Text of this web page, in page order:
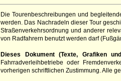
Die Tourenbeschreibungen und
werden. Das Nachradeln dieser Tour
Straßenverkehrsordnung und anderer
von Radfahrern benutzt werden darf
Dieses Dokument (Texte, Grafiken
Fahrradverleihbetriebe oder
vorherigen schriftlichen Zustimmung. Alle